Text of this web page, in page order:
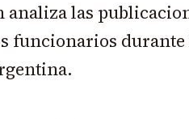
analiza las
funcionarios durante